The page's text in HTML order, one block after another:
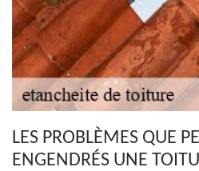
LES PROBLÈMES QUE
ENGENDRÉS UNE